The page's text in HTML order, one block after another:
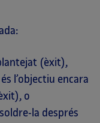
(èxit),
l’objectiu encara
o
la després